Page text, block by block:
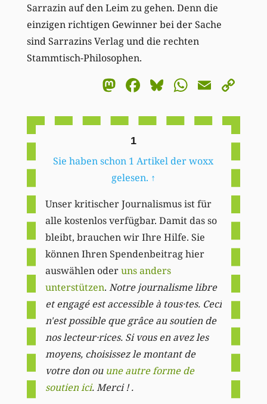
Sarrazin auf den Leim zu gehen. Denn die
einzigen richtigen Gewinner bei der Sache
sind Sarrazins Verlag und die rechten
Stammtisch-Philosophen.
Mastodon
Facebook
BlueskyEmail
1
Sie haben schon 1 Artikel der woxx
gelesen. ↑
Unser kritischer Journalismus ist für
alle kostenlos verfügbar. Damit das so
bleibt, brauchen wir Ihre Hilfe. Sie
können Ihren Spendenbeitrag hier
auswählen oderuns anders
unterstützen. Notre journalisme libre
et engagé est accessible à tous·tes. Ceci
n'est possible que grâce au soutien de
nos lecteur·rices. Si vous en avez les
moyens, choisissez le montant de
votre don ou une autre forme de
soutien ici. Merci ! .